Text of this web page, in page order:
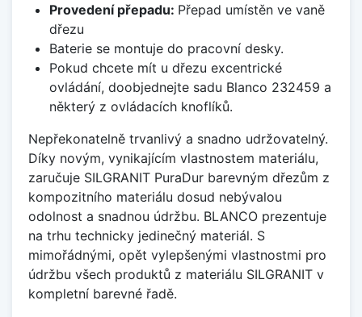
Provedení přepadu: Přepad umístěn ve vaně
dřezu
Baterie se montuje do pracovní desky.
Pokud chcete mít u dřezu excentrické
ovládání, doobjednejte sadu Blanco 232459 a
některý z ovládacích knoflíků.
Nepřekonatelně trvanlivý a snadno udržovatelný.
Díky novým, vynikajícím vlastnostem materiálu,
zaručuje SILGRANIT PuraDur barevným dřezům z
kompozitního materiálu dosud nebývalou
odolnost a snadnou údržbu. BLANCO prezentuje
na trhu technicky jedinečný materiál. S
mimořádnými, opět vylepšenými vlastnostmi pro
údržbu všech produktů z materiálu SILGRANIT v
kompletní barevné řadě.